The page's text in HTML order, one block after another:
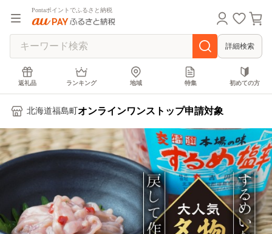
Pontaポイントでふるさと納税
詳細検索
返礼品 ランキング 地域 特集 初めての方
北海道福島町 オンラインワンストップ申請対象